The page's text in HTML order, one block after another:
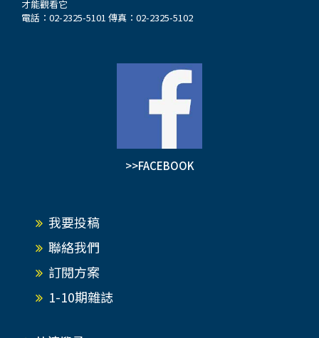
才能觀看它
電話：02-2325-5101 傳真：02-2325-5102
>>FACEBOOK
我要投稿
聯絡我們
訂閱方案
1-10期雜誌